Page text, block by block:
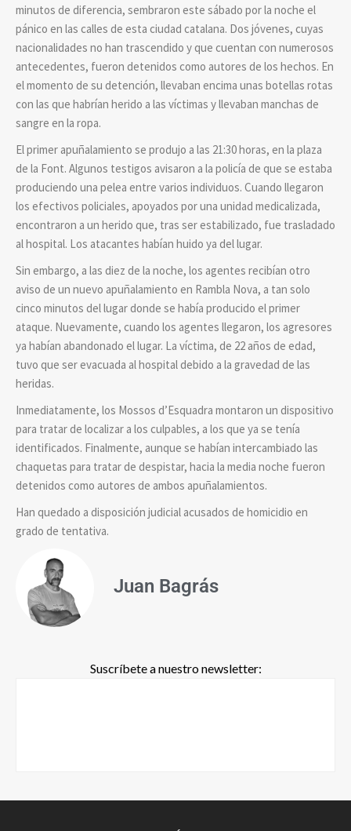
minutos de diferencia, sembraron este sábado por la noche el
pánico en las calles de esta ciudad catalana. Dos jóvenes, cuyas
nacionalidades no han trascendido y que cuentan con numerosos
antecedentes, fueron detenidos como autores de los hechos. En
el momento de su detención, llevaban encima unas botellas rotas
con las que habrían herido a las víctimas y llevaban manchas de
sangre en la ropa.
El primer apuñalamiento se produjo a las 21:30 horas, en la plaza
de la Font. Algunos testigos avisaron a la policía de que se estaba
produciendo una pelea entre varios individuos. Cuando llegaron
los efectivos policiales, apoyados por una unidad medicalizada,
encontraron a un herido que, tras ser estabilizado, fue trasladado
al hospital. Los atacantes habían huido ya del lugar.
Sin embargo, a las diez de la noche, los agentes recibían otro
aviso de un nuevo apuñalamiento en Rambla Nova, a tan solo
cinco minutos del lugar donde se había producido el primer
ataque. Nuevamente, cuando los agentes llegaron, los agresores
ya habían abandonado el lugar. La víctima, de 22 años de edad,
tuvo que ser evacuada al hospital debido a la gravedad de las
heridas.
Inmediatamente, los Mossos d’Esquadra montaron un dispositivo
para tratar de localizar a los culpables, a los que ya se tenía
identificados. Finalmente, aunque se habían intercambiado las
chaquetas para tratar de despistar, hacia la media noche fueron
detenidos como autores de ambos apuñalamientos.
Han quedado a disposición judicial acusados de homicidio en
grado de tentativa.
Juan Bagrás
Suscríbete a nuestro newsletter: